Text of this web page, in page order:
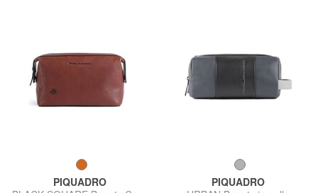
PIQUADRO
PIQUADRO